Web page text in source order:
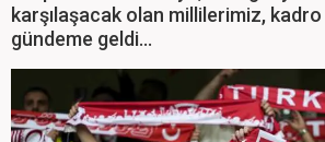
karşılaşacak olan millilerimiz,
gündeme geldi...